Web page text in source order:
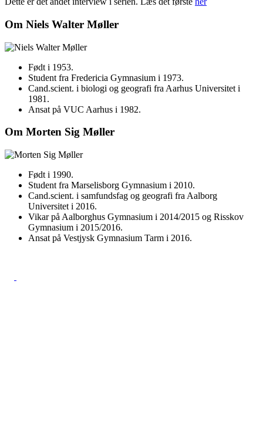
Om Niels Walter Møller
Født i 1953.
Student fra Fredericia Gymnasium i 1973.
Cand.scient. i biologi og geografi fra Aarhus Universitet i
1981.
Ansat på VUC Aarhus i 1982.
Om Morten Sig Møller
Født i 1990.
Student fra Marselisborg Gymnasium i 2010.
Cand.scient. i samfundsfag og geografi fra Aalborg
Universitet i 2016.
Vikar på Aalborghus Gymnasium i 2014/2015 og Risskov
Gymnasium i 2015/2016.
Ansat på Vestjysk Gymnasium Tarm i 2016.